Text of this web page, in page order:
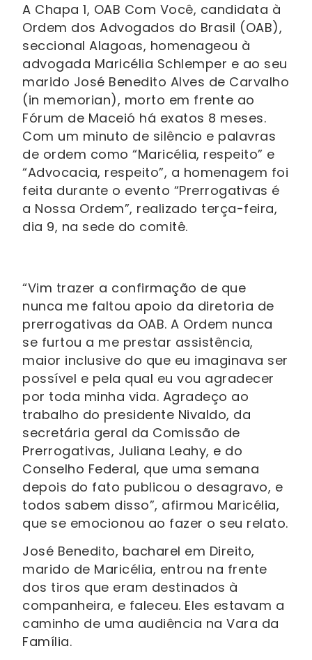
A Chapa 1, OAB Com Você, candidata à
Ordem dos Advogados do Brasil (OAB),
seccional Alagoas, homenageou à
advogada Maricélia Schlemper e ao seu
marido José Benedito Alves de Carvalho
(in memorian), morto em frente ao
Fórum de Maceió há exatos 8 meses.
Com um minuto de silêncio e palavras
de ordem como “Maricélia, respeito” e
“Advocacia, respeito”, a homenagem foi
feita durante o evento “Prerrogativas é
a Nossa Ordem”, realizado terça-feira,
dia 9, na sede do comitê.
“Vim trazer a confirmação de que
nunca me faltou apoio da diretoria de
prerrogativas da OAB. A Ordem nunca
se furtou a me prestar assistência,
maior inclusive do que eu imaginava ser
possível e pela qual eu vou agradecer
por toda minha vida. Agradeço ao
trabalho do presidente Nivaldo, da
secretária geral da Comissão de
Prerrogativas, Juliana Leahy, e do
Conselho Federal, que uma semana
depois do fato publicou o desagravo, e
todos sabem disso”, afirmou Maricélia,
que se emocionou ao fazer o seu relato.
José Benedito, bacharel em Direito,
marido de Maricélia, entrou na frente
dos tiros que eram destinados à
companheira, e faleceu. Eles estavam a
caminho de uma audiência na Vara da
Família.